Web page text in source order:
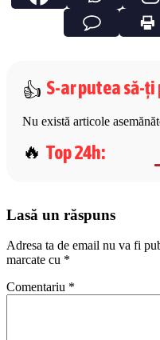
S-ar putea să-ți
Nu există articole
Top 24h:
Lasă un răspuns
Adresa ta de email nu va fi
marcate cu *
Comentariu *